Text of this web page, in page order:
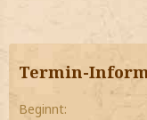
Termin-
Beginnt